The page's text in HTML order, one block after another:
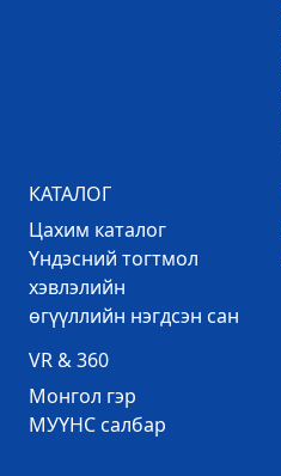
КАТАЛОГ
Цахим каталог
Үндэсний тогтмол
хэвлэлийн
өгүүллийн нэгдсэн сан
VR & 360
Mонгол гэр
МУҮНС салбар